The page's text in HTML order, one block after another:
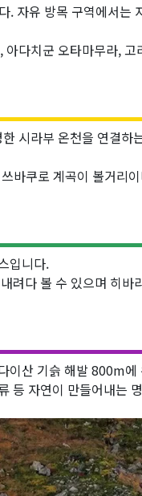
자유 방목 구역에서는
다치군 오타마무라,
시라부 온천을 연결
쿠로 계곡이 볼거리
입니다.
다 볼 수 있으며 히
이산 기슭 해발 800m
등 자연이 만들어내는